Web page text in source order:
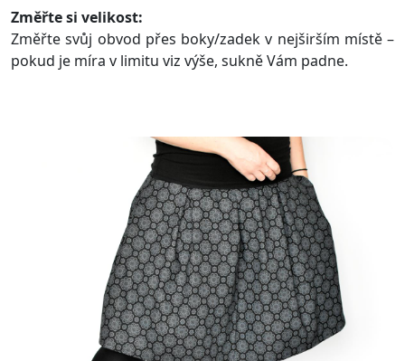
Změřte si velikost:
Změřte svůj obvod přes boky/zadek v nejširším místě –
pokud je míra v limitu viz výše, sukně Vám padne.